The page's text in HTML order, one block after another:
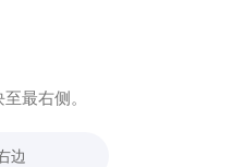
最右侧。
边